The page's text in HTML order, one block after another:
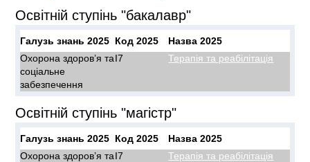
Освітній ступінь "бакалавр"
Галузь знань 2025 Код 2025
Назва 2025
Охорона здоров’я та
соціальне
забезпечення
I7 Терапія та реабілітація
Освітній ступінь "магістр"
Галузь знань 2025 Код 2025
Назва 2025
Охорона здоров’я таI7 Терапія та реабілітація